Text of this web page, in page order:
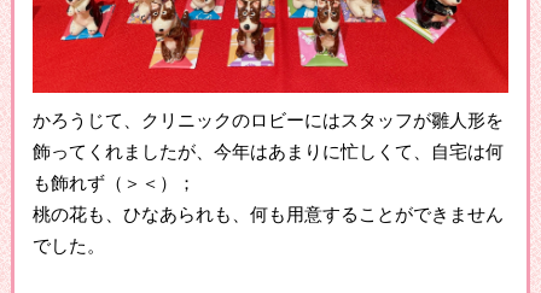
かろうじて、クリニックのロビーにはスタッフが雛人形を
飾ってくれましたが、今年はあまりに忙しくて、自宅は何
も飾れず（＞＜）；
桃の花も、ひなあられも、何も用意することができません
でした。